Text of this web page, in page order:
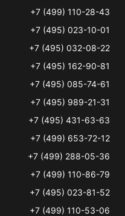
+7 (499) 110-28-43
+7 (495) 023-10-01
+7 (495) 032-08-22
+7 (495) 162-90-81
+7 (495) 085-74-61
+7 (495) 989-21-31
+7 (495) 431-63-63
+7 (499) 653-72-12
+7 (499) 288-05-36
+7 (499) 110-86-79
+7 (495) 023-81-52
+7 (499) 110-53-06